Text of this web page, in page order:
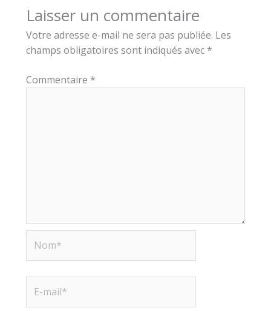
Laisser un commentaire
Votre adresse e-mail ne sera pas publiée. Les
champs obligatoires sont indiqués avec *
Commentaire *
mail*